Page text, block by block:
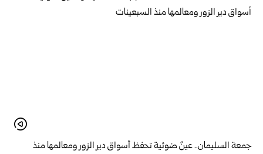
جمعة السليمان.. عينٌ ضوئية تحفظ أسواق دير الزور ومعالمها منذ